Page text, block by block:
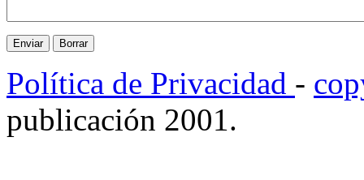
Política de Privacidad -
publicación 2001.